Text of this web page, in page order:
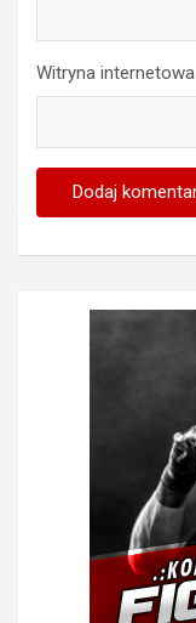
Witryna internetowa